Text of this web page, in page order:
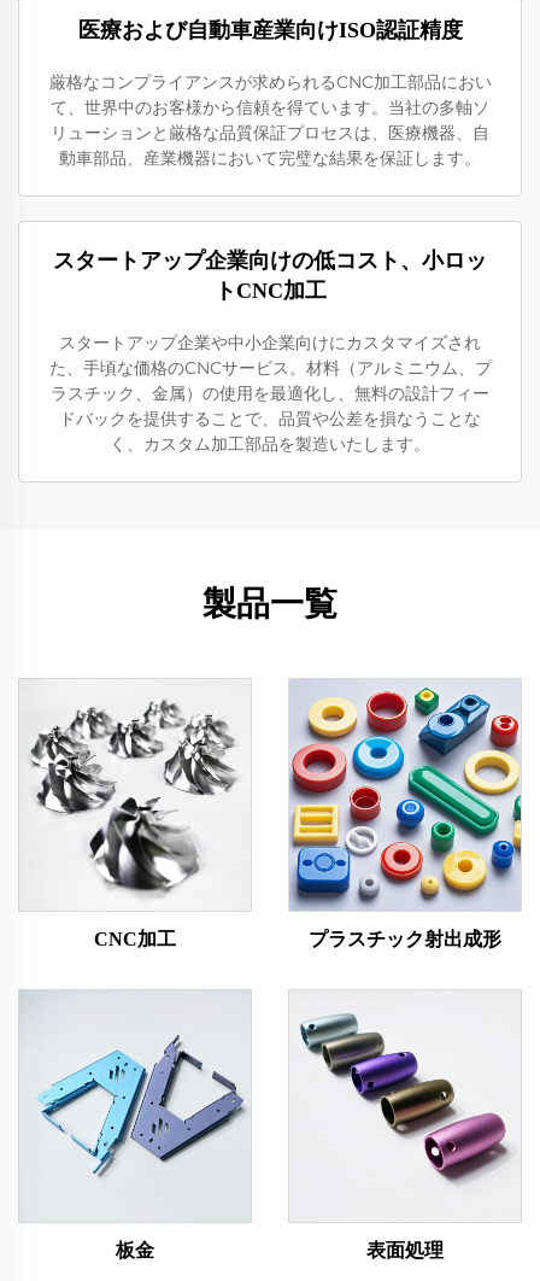
医療および自動車産業向けISO認証精度
厳格なコンプライアンスが求められるCNC加工部品におい
て、世界中のお客様から信頼を得ています。当社の多軸ソ
リューションと厳格な品質保証プロセスは、医療機器、自
動車部品、産業機器において完璧な結果を保証します。
スタートアップ企業向けの低コスト、小ロッ
トCNC加工
スタートアップ企業や中小企業向けにカスタマイズされ
た、手頃な価格のCNCサービス。材料（アルミニウム、プ
ラスチック、金属）の使用を最適化し、無料の設計フィー
ドバックを提供することで、品質や公差を損なうことな
く、カスタム加工部品を製造いたします。
製品一覧
CNC加工 プラスチック射出成形
板金 表面処理